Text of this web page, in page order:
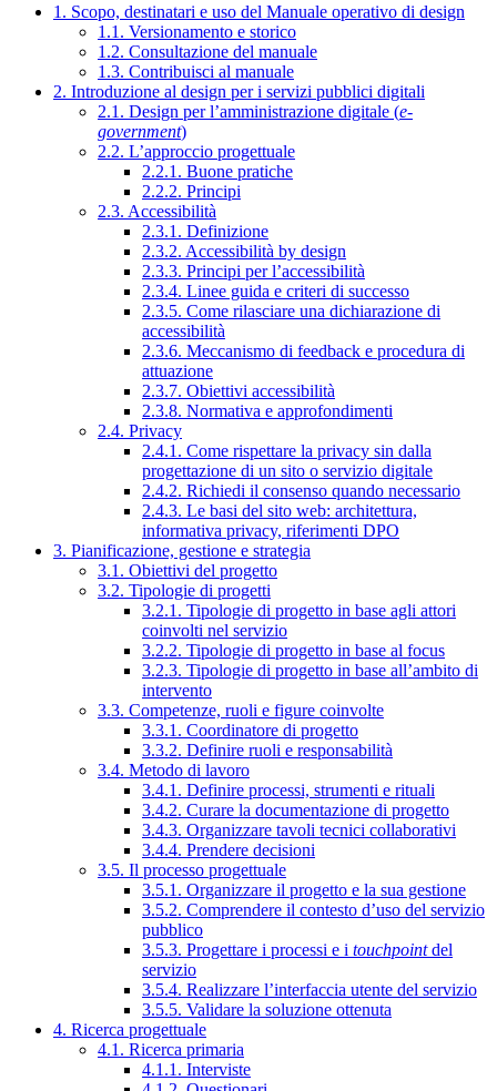
1. Scopo, destinatari e uso del Manuale operativo di design
1.1. Versionamento e storico
1.2. Consultazione del manuale
1.3. Contribuisci al manuale
2. Introduzione al design per i servizi pubblici digitali
2.1. Design per l’amministrazione digitale (e-
government)
2.2. L’approccio progettuale
2.2.1. Buone pratiche
2.2.2. Principi
2.3. Accessibilità
2.3.1. Definizione
2.3.2. Accessibilità by design
2.3.3. Principi per l’accessibilità
2.3.4. Linee guida e criteri di successo
2.3.5. Come rilasciare una dichiarazione di
accessibilità
2.3.6. Meccanismo di feedback e procedura di
attuazione
2.3.7. Obiettivi accessibilità
2.3.8. Normativa e approfondimenti
2.4. Privacy
2.4.1. Come rispettare la privacy sin dalla
progettazione di un sito o servizio digitale
2.4.2. Richiedi il consenso quando necessario
2.4.3. Le basi del sito web: architettura,
informativa privacy, riferimenti DPO
3. Pianificazione, gestione e strategia
3.1. Obiettivi del progetto
3.2. Tipologie di progetti
3.2.1. Tipologie di progetto in base agli attori
coinvolti nel servizio
3.2.2. Tipologie di progetto in base al focus
3.2.3. Tipologie di progetto in base all’ambito di
intervento
3.3. Competenze, ruoli e figure coinvolte
3.3.1. Coordinatore di progetto
3.3.2. Definire ruoli e responsabilità
3.4. Metodo di lavoro
3.4.1. Definire processi, strumenti e rituali
3.4.2. Curare la documentazione di progetto
3.4.3. Organizzare tavoli tecnici collaborativi
3.4.4. Prendere decisioni
3.5. Il processo progettuale
3.5.1. Organizzare il progetto e la sua gestione
3.5.2. Comprendere il contesto d’uso del servizio
pubblico
3.5.3. Progettare i processi e i touchpointdel
servizio
3.5.4. Realizzare l’interfaccia utente del servizio
3.5.5. Validare la soluzione ottenuta
4. Ricerca progettuale
4.1. Ricerca primaria
4.1.1. Interviste